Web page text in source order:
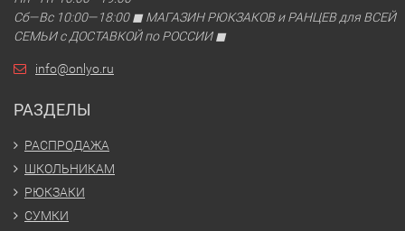
Сб—Вс 10:00—18:00 ◼ МАГАЗИН РЮКЗАКОВ и РАНЦЕВ для ВСЕЙ
СЕМЬИ с ДОСТАВКОЙ по РОССИИ ◼
info@onlyo.ru
РАЗДЕЛЫ
РАСПРОДАЖА
ШКОЛЬНИКАМ
РЮКЗАКИ
СУМКИ